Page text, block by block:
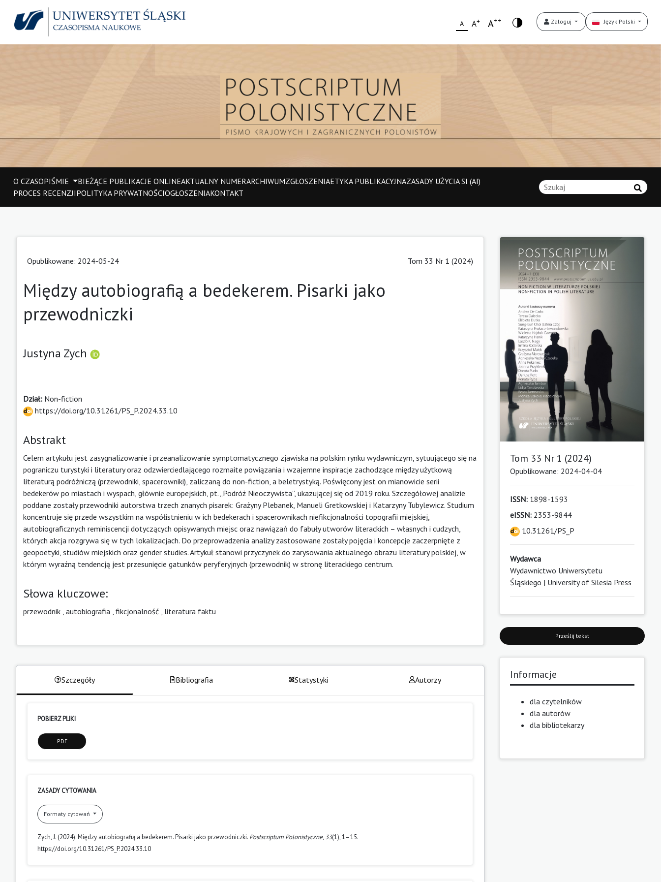
A A+ A++ Zaloguj Język Polski
O CZASOPIŚMIE BIEŻĄCE PUBLIKACJE ONLINEAKTUALNY NUMERARCHIWUMZGŁOSZENIAETYKA PUBLIKACYJNAZASADY UŻYCIA SI (AI)
PROCES RECENZJIPOLITYKA PRYWATNOŚCIOGŁOSZENIAKONTAKT
Opublikowane: 2024-05-24 Tom 33 Nr 1 (2024)
Między autobiografią a bedekerem. Pisarki jako
przewodniczki
Justyna Zych
Dział: Non-fiction
https://doi.org/10.31261/PS_P.2024.33.10
Abstrakt
Celem artykułu jest zasygnalizowanie i przeanalizowanie symptomatycznego zjawiska na polskim rynku wydawniczym, sytuującego się na
pograniczu turystyki i literatury oraz odzwierciedlającego rozmaite powiązania i wzajemne inspiracje zachodzące między użytkową
literaturą podróżniczą (przewodniki, spacerowniki), zaliczaną do non-fiction, a beletrystyką. Poświęcony jest on mianowicie serii
bedekerów po miastach i wyspach, głównie europejskich, pt. „Podróż Nieoczywista”, ukazującej się od 2019 roku. Szczegółowej analizie
poddane zostały przewodniki autorstwa trzech znanych pisarek: Grażyny Plebanek, Manueli Gretkowskiej i Katarzyny Tubylewicz. Studium
koncentruje się przede wszystkim na współistnieniu w ich bedekerach i spacerownikach niefikcjonalności topografii miejskiej,
autobiograficznych reminiscencji dotyczących opisywanych miejsc oraz nawiązań do fabuły utworów literackich – własnych i cudzych,
których akcja rozgrywa się w tych lokalizacjach. Do przeprowadzenia analizy zastosowane zostały pojęcia i koncepcje zaczerpnięte z
geopoetyki, studiów miejskich oraz gender studies. Artykuł stanowi przyczynek do zarysowania aktualnego obrazu literatury polskiej, w
którym wyraźną tendencją jest przesunięcie gatunków peryferyjnych (przewodnik) w stronę literackiego centrum.
Słowa kluczowe:
przewodnik autobiografia fikcjonalność literatura faktu
Szczegóły Bibliografia Statystyki Autorzy
POBIERZ PLIKI
PDF
ZASADY CYTOWANIA
Formaty cytowań
Zych, J. (2024). Między autobiografią a bedekerem. Pisarki jako przewodniczki. Postscriptum Polonistyczne, 33(1), 1–15.
https://doi.org/10.31261/PS_P.2024.33.10
Tom 33 Nr 1 (2024)
Opublikowane: 2024-04-04
ISSN:1898-1593
eISSN:2353-9844
10.31261/PS_P
Wydawca
Wydawnictwo Uniwersytetu
Śląskiego | University of Silesia Press
Prześlij tekst
Informacje
dla czytelników
dla autorów
dla bibliotekarzy